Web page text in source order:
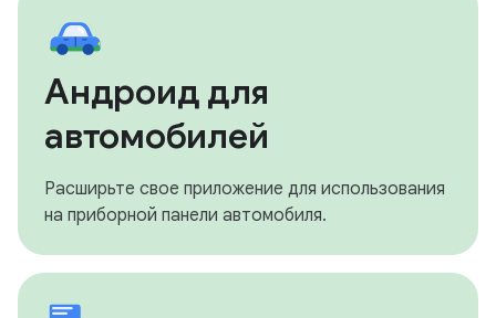
Андроид для
автомобилей
Расширьте свое приложение для использования
на приборной панели автомобиля.